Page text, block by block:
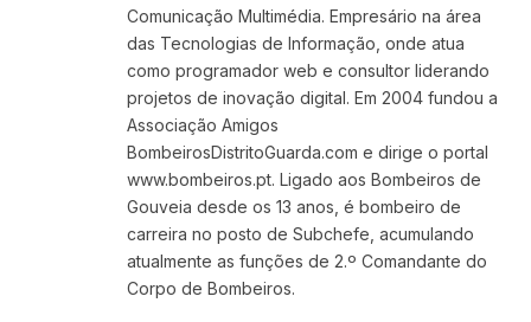
Comunicação Multimédia. Empresário na área
das Tecnologias de Informação, onde atua
como programador web e consultor liderando
projetos de inovação digital. Em 2004 fundou a
Associação Amigos
BombeirosDistritoGuarda.com e dirige o portal
www.bombeiros.pt. Ligado aos Bombeiros de
Gouveia desde os 13 anos, é bombeiro de
carreira no posto de Subchefe, acumulando
atualmente as funções de 2.º Comandante do
Corpo de Bombeiros.